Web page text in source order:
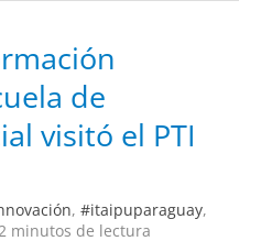
de
visitó el PTI
, #itaipuparaguay,
minutos de lectura